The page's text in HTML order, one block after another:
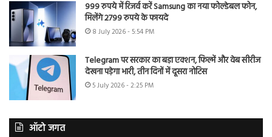
999 रुपये में रिजर्व करें Samsung का नया फोल्डेबल फोन,
मिलेंगे 2799 रुपये के फायदे
8 July 2026 - 5:54 PM
Telegram पर सरकार का बड़ा एक्शन, फिल्में और वेब सीरीज
देखना पड़ेगा भारी, तीन दिनों में दूसरा नोटिस
5 July 2026 - 2:25 PM
ऑटो जगत